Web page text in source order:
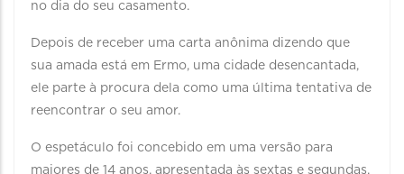
no dia do seu casamento.
Depois de receber uma carta anônima dizendo que
sua amada está em Ermo, uma cidade desencantada,
ele parte à procura dela como uma última tentativa de
reencontrar o seu amor.
O espetáculo foi concebido em uma versão para
maiores de 14 anos, apresentada às sextas e segundas,